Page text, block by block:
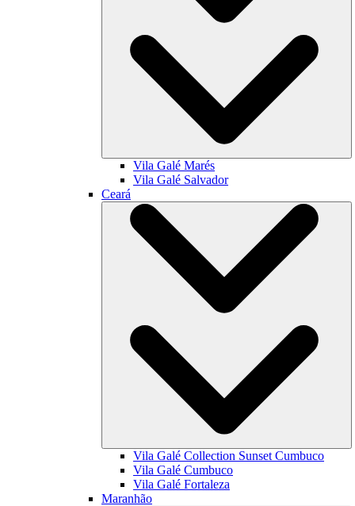
Vila Galé Marés
Vila Galé Salvador
Ceará
Vila Galé Collection Sunset Cumbuco
Vila Galé Cumbuco
Vila Galé Fortaleza
Maranhão